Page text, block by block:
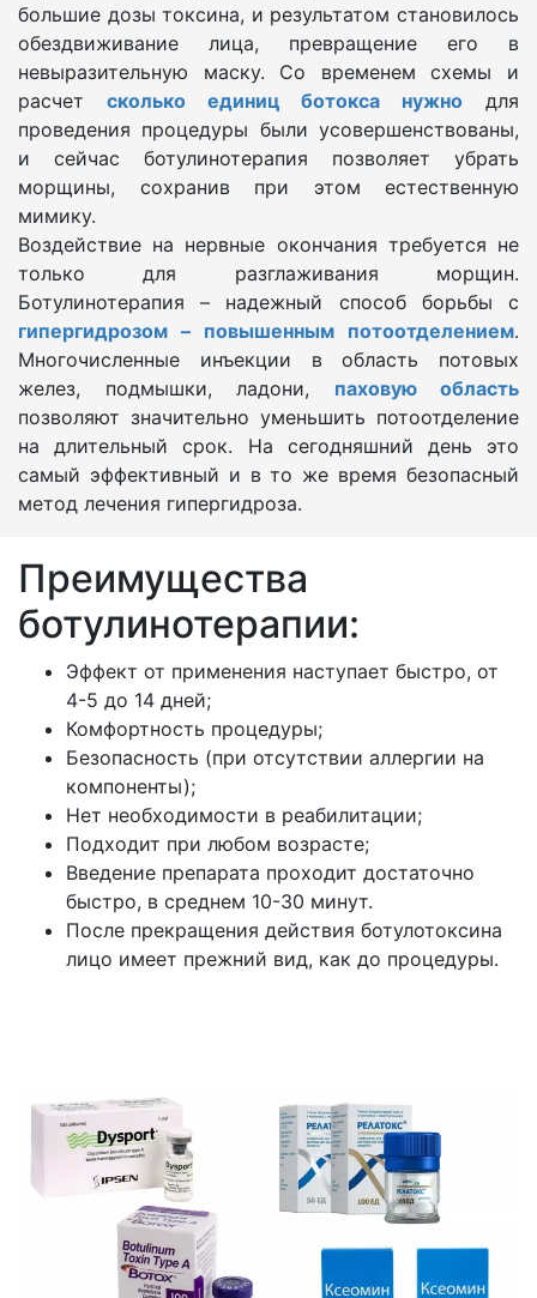
большие дозы токсина, и результатом становилось
обездвиживание лица, превращение его в
невыразительную маску. Со временем схемы и
расчет сколько единиц ботокса нужно для
проведения процедуры были усовершенствованы,
и сейчас ботулинотерапия позволяет убрать
морщины, сохранив при этом естественную
мимику.
Воздействие на нервные окончания требуется не
только для разглаживания морщин.
Ботулинотерапия – надежный способ борьбы с
гипергидрозом – повышенным потоотделением.
Многочисленные инъекции в область потовых
желез, подмышки, ладони, паховую область
позволяют значительно уменьшить потоотделение
на длительный срок. На сегодняшний день это
самый эффективный и в то же время безопасный
метод лечения гипергидроза.
Преимущества
ботулинотерапии:
Эффект от применения наступает быстро, от
4-5 до 14 дней;
Комфортность процедуры;
Безопасность (при отсутствии аллергии на
компоненты);
Нет необходимости в реабилитации;
Подходит при любом возрасте;
Введение препарата проходит достаточно
быстро, в среднем 10-30 минут.
После прекращения действия ботулотоксина
лицо имеет прежний вид, как до процедуры.